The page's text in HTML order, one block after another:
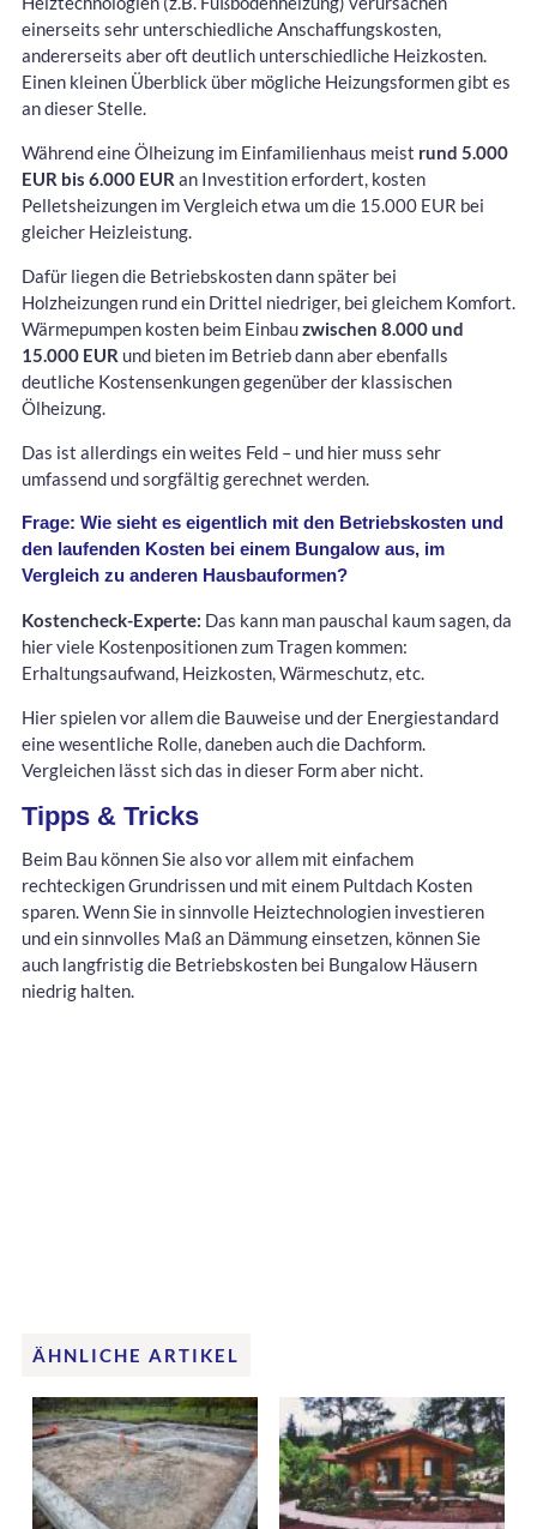
einerseits sehr unterschiedliche Anschaffungskosten,
andererseits aber oft deutlich unterschiedliche Heizkosten.
Einen kleinen Überblick über mögliche Heizungsformen gibt es
an dieser Stelle.
Während eine Ölheizung im Einfamilienhaus meist rund 5.000
EUR bis 6.000 EUR an Investition erfordert, kosten
Pelletsheizungen im Vergleich etwa um die 15.000 EUR bei
gleicher Heizleistung.
Dafür liegen die Betriebskosten dann später bei
Holzheizungen rund ein Drittel niedriger, bei gleichem Komfort.
Wärmepumpen kosten beim Einbauzwischen 8.000 und
15.000 EUR und bieten im Betrieb dann aber ebenfalls
deutliche Kostensenkungen gegenüber der klassischen
Ölheizung.
Das ist allerdings ein weites Feld – und hier muss sehr
umfassend und sorgfältig gerechnet werden.
Frage: Wie sieht es eigentlich mit den Betriebskosten und
den laufenden Kosten bei einem Bungalow aus, im
Vergleich zu anderen Hausbauformen?
Kostencheck-Experte: Das kann man pauschal kaum sagen, da
hier viele Kostenpositionen zum Tragen kommen:
Erhaltungsaufwand, Heizkosten, Wärmeschutz, etc.
Hier spielen vor allem die Bauweise und der Energiestandard
eine wesentliche Rolle, daneben auch die Dachform.
Vergleichen lässt sich das in dieser Form aber nicht.
Tipps & Tricks
Beim Bau können Sie also vor allem mit einfachem
rechteckigen Grundrissen und mit einem Pultdach Kosten
sparen. Wenn Sie in sinnvolle Heiztechnologien investieren
und ein sinnvolles Maß an Dämmung einsetzen, können Sie
auch langfristig die Betriebskosten bei Bungalow Häusern
niedrig halten.
ÄHNLICHE ARTIKEL